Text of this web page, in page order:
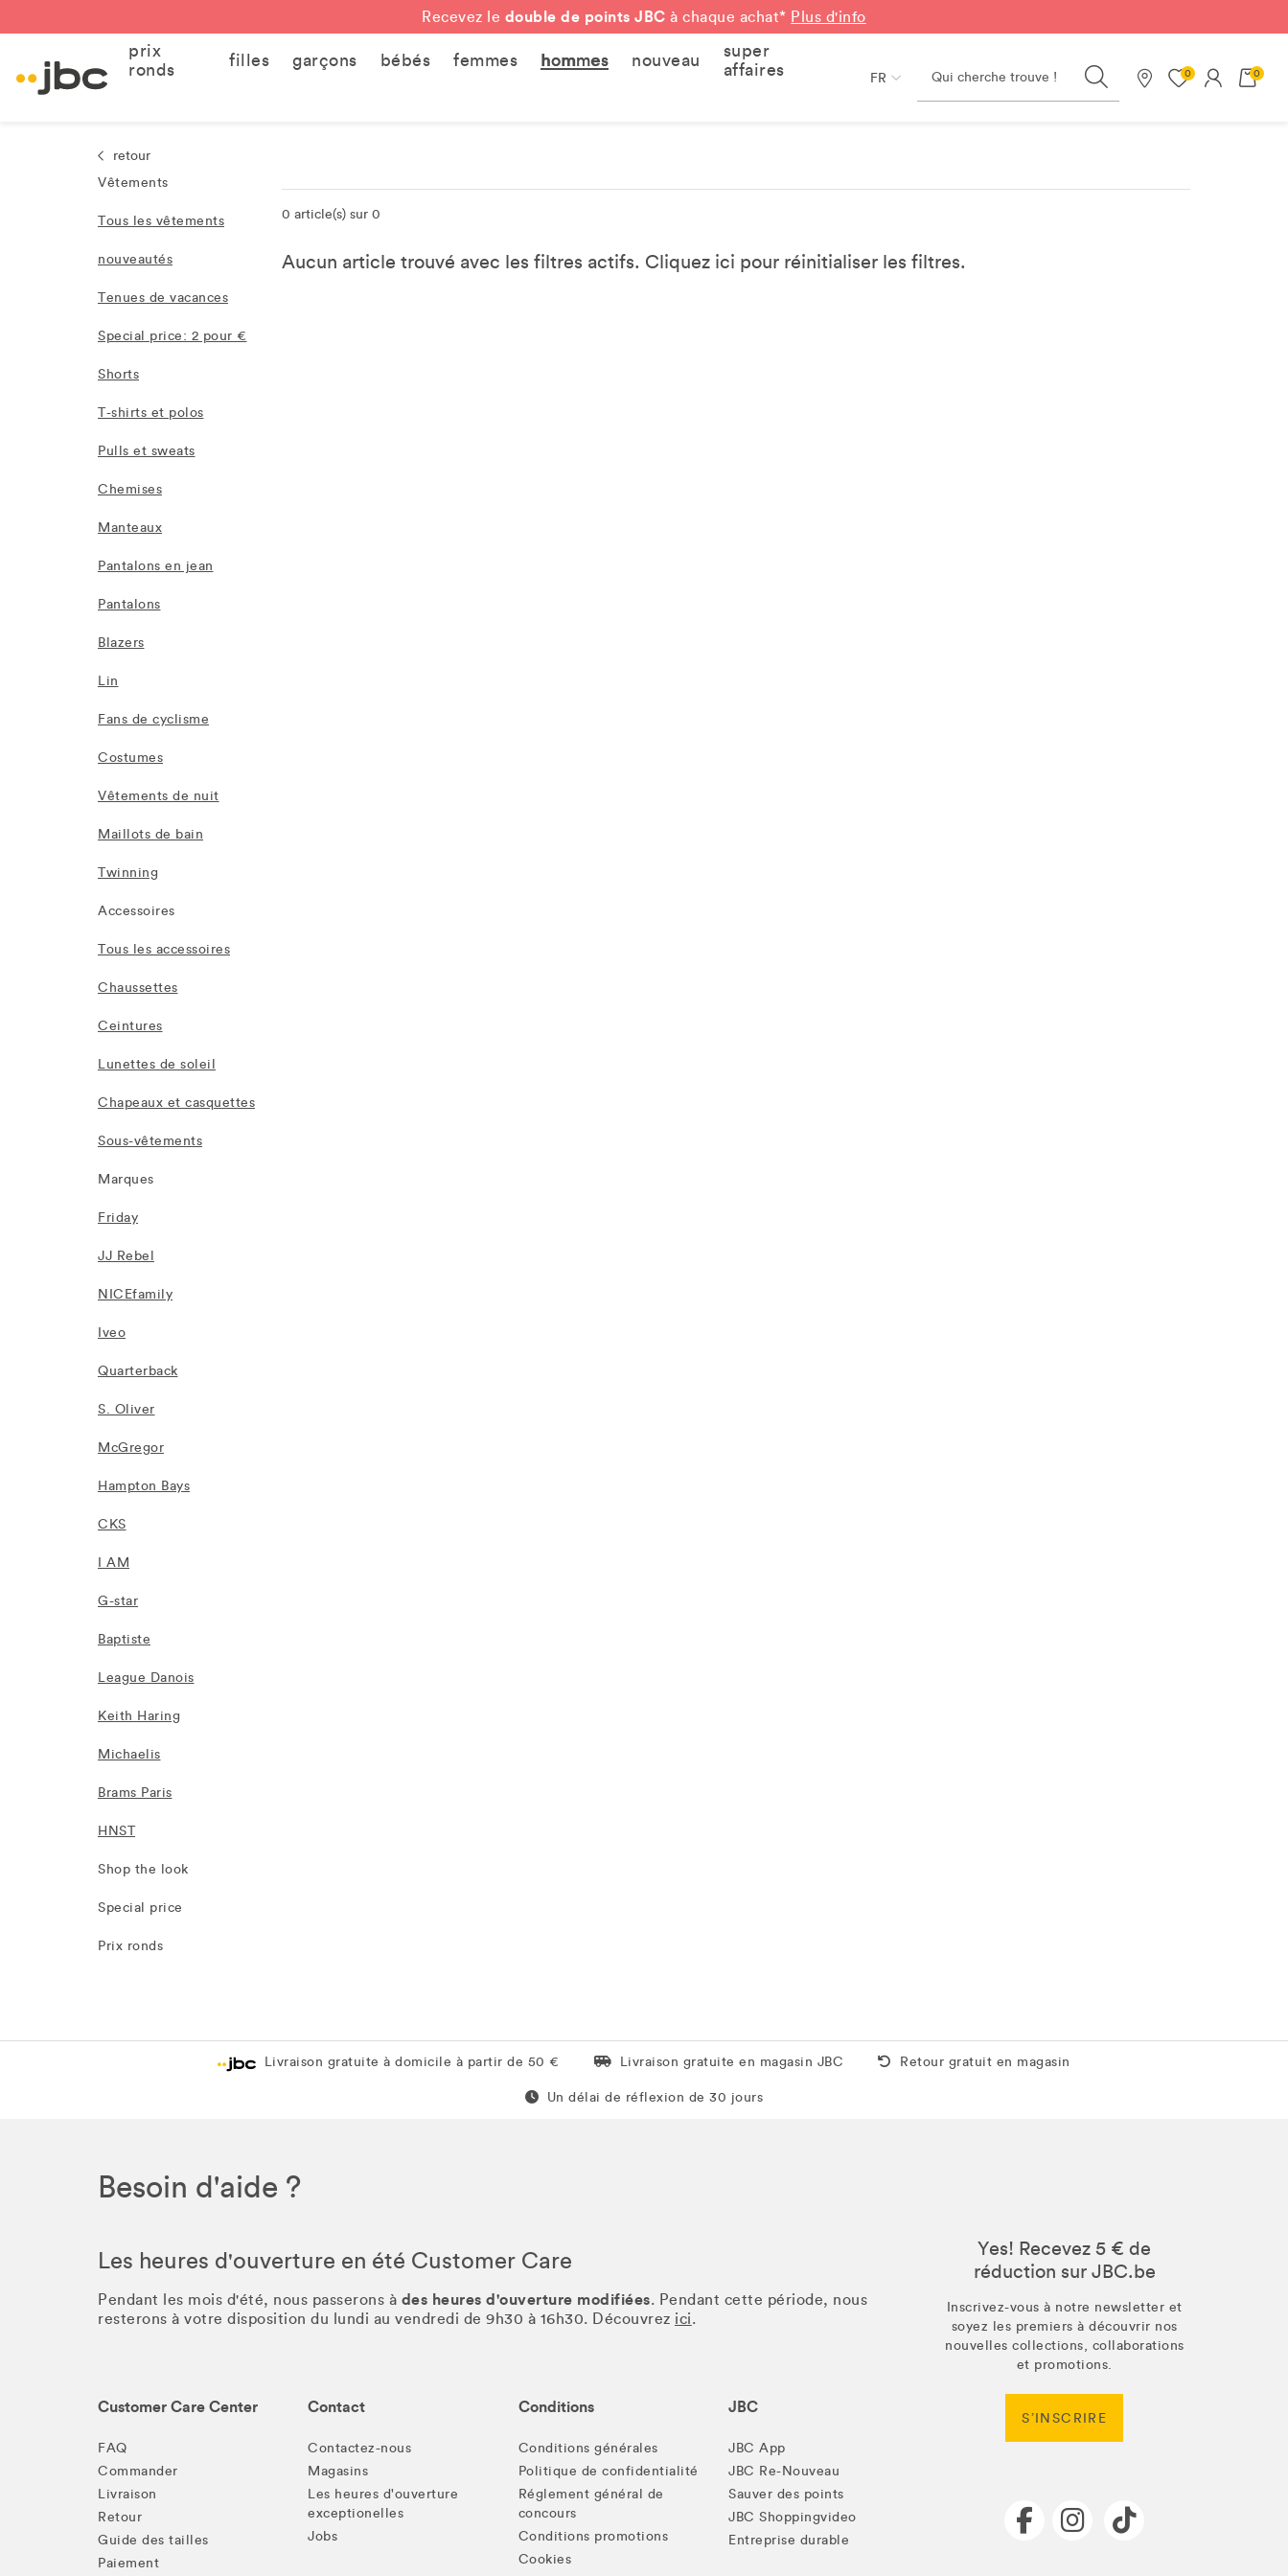
Recevez le double de points JBC à chaque achat* Plus d'info
prix
ronds
filles garçons bébés femmes hommes nouveau
super
affaires
FR Search
Nos magasins
0 0
retour
Vêtements
Tous les vêtements
nouveautés
Tenues de vacances
Special price: 2 pour €
Shorts
T-shirts et polos
Pulls et sweats
Chemises
Manteaux
Pantalons en jean
Pantalons
Blazers
Lin
Fans de cyclisme
Costumes
Vêtements de nuit
Maillots de bain
Twinning
Accessoires
Tous les accessoires
Chaussettes
Ceintures
Lunettes de soleil
Chapeaux et casquettes
Sous-vêtements
Marques
Friday
JJ Rebel
NICEfamily
Iveo
Quarterback
S. Oliver
McGregor
Hampton Bays
CKS
I AM
G-star
Baptiste
League Danois
Keith Haring
Michaelis
Brams Paris
HNST
Shop the look
Special price
Prix ronds
0 article(s) sur 0
Aucun article trouvé avec les filtres actifs. Cliquez ici pour réinitialiser les filtres.
Livraison gratuite à domicile à partir de 50 € Livraison gratuite en magasin JBC
Livraison gratuite en magasin JBC Retour gratuit aussi en magasin
Retour gratuit en magasin
Un délai de réflexion de 60 jours
Un délai de réflexion de 30 jours
Besoin d'aide ?
Les heures d'ouverture en été Customer Care
Pendant les mois d'été, nous passerons à des heures d'ouverture modifiées. Pendant cette période, nous
resterons à votre disposition du lundi au vendredi de 9h30 à 16h30. Découvrez ici.
Customer Care Center
FAQ
Commander
Livraison
Retour
Guide des tailles
Paiement
Contact
Contactez-nous
Magasins
Les heures d'ouverture
exceptionelles
Jobs
Conditions
Conditions générales
Politique de confidentialité
Réglement général de
concours
Conditions promotions
Cookies
JBC
JBC App
JBC Re-Nouveau
Sauver des points
JBC Shoppingvideo
Entreprise durable
Yes! Recevez 5 € de
réduction sur JBC.be
Inscrivez-vous à notre newsletter et
soyez les premiers à découvrir nos
nouvelles collections, collaborations
et promotions.
S’INSCRIRE